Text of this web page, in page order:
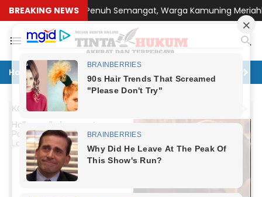
BREAKING NEWS
dan Penuh Semangat, Warga Kamuning Meriahkan HUT ke-
Home Politik Lingkungan